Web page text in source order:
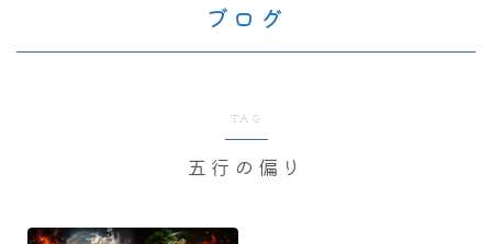
ブログ
TAG
五行の偏り